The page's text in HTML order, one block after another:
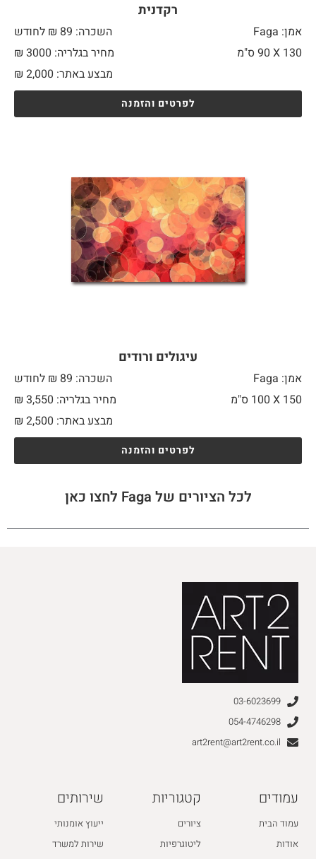
רקדנית
אמן: Faga
השכרה: 89 ₪ לחודש
130 X
מחיר בגלריה: 3000 ₪
מבצע באתר:
₪ 2,000
לפרטים והזמנה
עיגולים ורודים
אמן: Faga
השכרה: 89 ₪ לחודש
150 X
מחיר בגלריה: 3,550 ₪
מבצע באתר:
₪ 2,500
לפרטים והזמנה
לכל הציורים של Faga לחצו כאן
03-6023699
054-4746298
art2rent@art2rent.co.il
עמודים
עמוד הבית
אודות
קטגוריות
ציורים
ליטוגרפיות
שירותים
ייעוץ אומנותי
שירות למשרד